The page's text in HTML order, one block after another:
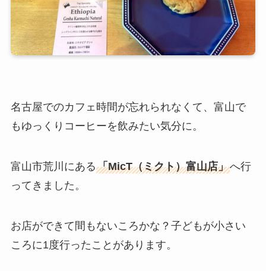
名古屋でのカフェ時間が忘れられなくて、富山で
もゆっくりコーヒーを飲みたい気分に。
富山市荒川にある「MicT（ミクト）富山店」へ行
ってきました。
お店ができて間もないころかな？子どもが小さい
ころに1度行ったことがあります。